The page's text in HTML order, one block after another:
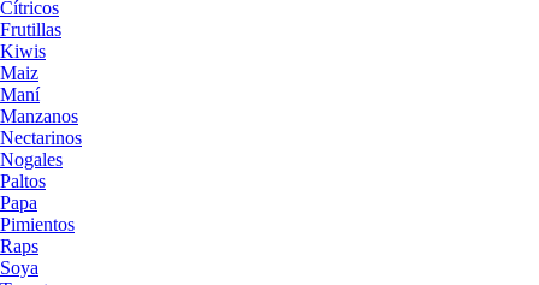
Cítricos
Frutillas
Kiwis
Maiz
Maní
Manzanos
Nectarinos
Nogales
Paltos
Papa
Pimientos
Raps
Soya